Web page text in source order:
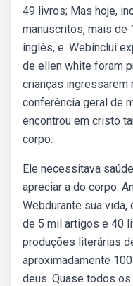
49 livros; Mas hoje,
manuscritos, mais
inglês, e. Webinclui
de ellen white foram
crianças ingressarem
conferência geral de
encontrou em cristo
corpo.
Ele necessitava
apreciar a do corpo.
Webdurante sua
de 5 mil artigos e 40
produções literárias
aproximadamente
deus. Quase todos